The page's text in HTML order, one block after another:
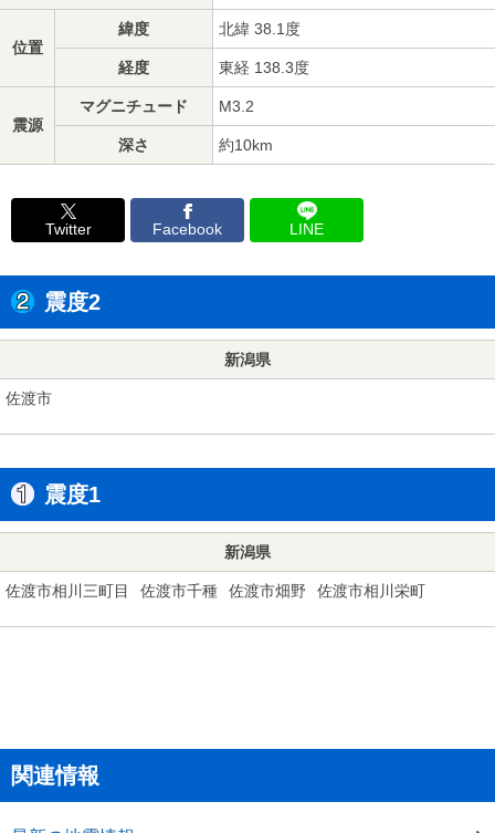
位置
緯度 北緯 38.1度
経度 東経 138.3度
震源
マグニチュード M3.2
深さ 約10km
Twitter Facebook LINE
震度2
新潟県
佐渡市
震度1
新潟県
佐渡市相川三町目 佐渡市千種 佐渡市畑野 佐渡市相川栄町
関連情報